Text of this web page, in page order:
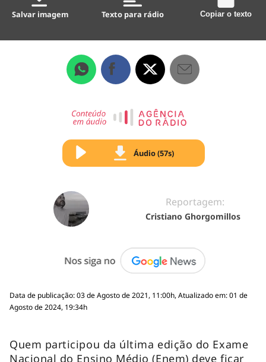
Salvar imagem Texto para rádio Copiar o texto
Áudio (57s)
Reportagem:
Cristiano Ghorgomillos
Data de publicação: 03 de Agosto de 2021, 11:00h, Atualizado em: 01 de
Agosto de 2024, 19:34h
Quem participou da última edição do Exame
Nacional do Ensino Médio (Enem) deve ficar